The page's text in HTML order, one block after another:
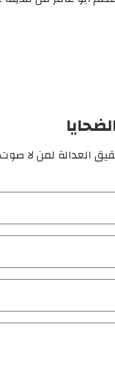
العدالة لمن لا